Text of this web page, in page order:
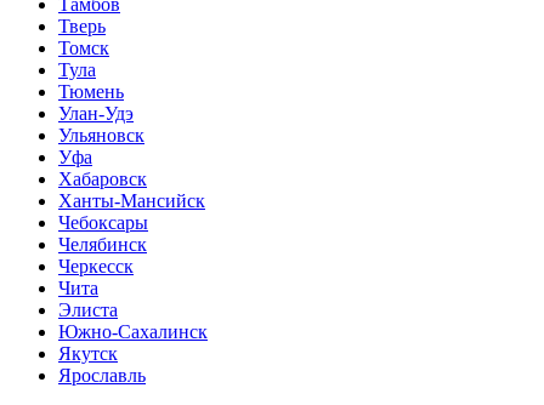
Тамбов
Тверь
Томск
Тула
Тюмень
Улан-Удэ
Ульяновск
Уфа
Хабаровск
Ханты-Мансийск
Чебоксары
Челябинск
Черкесск
Чита
Элиста
Южно-Сахалинск
Якутск
Ярославль